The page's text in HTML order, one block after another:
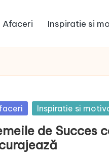
Afaceri Inspiratie si
Inspiratie si
de Succes